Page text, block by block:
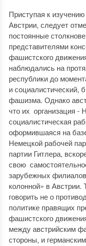
Приступая к
Австрии, следует
постоянные
представителями
фашистского
наблюдались на
республики до
и социалистический,
фашизма. Однако
что их организация -
социалистическая
оформившаяся на
Немецкой рабочей
партии Гитлера,
свою
зарубежных
колонной» в
говорить не о
политике правящих
фашистского
между австрийским
стороны, и